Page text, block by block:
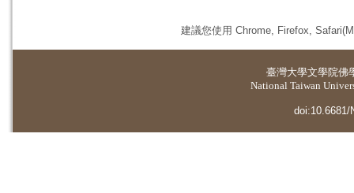
建議您使用 Chrome, Firefox,
臺灣大學文學院佛
National Taiwan
doi:10.6681/